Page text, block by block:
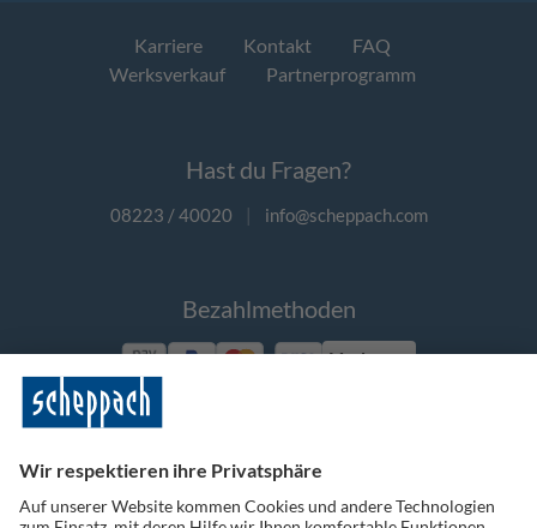
Karriere Kontakt
FAQ
Werksverkauf
Partnerprogramm
Hast du Fragen?
08223 / 40020 | info@scheppach.com
Bezahlmethoden
Vorkasse